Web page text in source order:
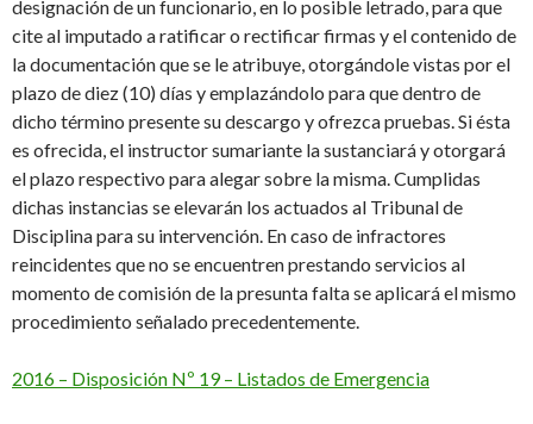
designación de un funcionario, en lo posible letrado, para que
cite al imputado a ratificar o rectificar firmas y el contenido de
la documentación que se le atribuye, otorgándole vistas por el
plazo de diez (10) días y emplazándolo para que dentro de
dicho término presente su descargo y ofrezca pruebas. Si ésta
es ofrecida, el instructor sumariante la sustanciará y otorgará
el plazo respectivo para alegar sobre la misma. Cumplidas
dichas instancias se elevarán los actuados al Tribunal de
Disciplina para su intervención. En caso de infractores
reincidentes que no se encuentren prestando servicios al
momento de comisión de la presunta falta se aplicará el mismo
procedimiento señalado precedentemente.
2016 – Disposición Nº 19 – Listados de Emergencia